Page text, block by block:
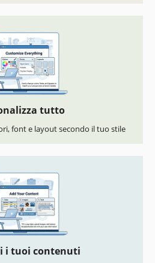
tutto
font e layout secondo il tuo stile
i tuoi contenuti